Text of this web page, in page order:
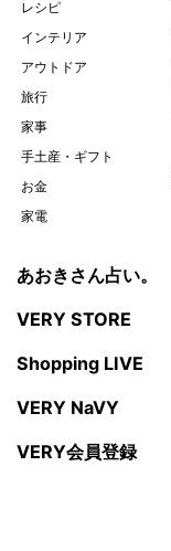
レシピ
インテリア
アウトドア
旅行
家事
手土産・ギフト
お金
家電
あおきさん占い。
VERY STORE
Shopping LIVE
VERY NaVY
VERY会員登録